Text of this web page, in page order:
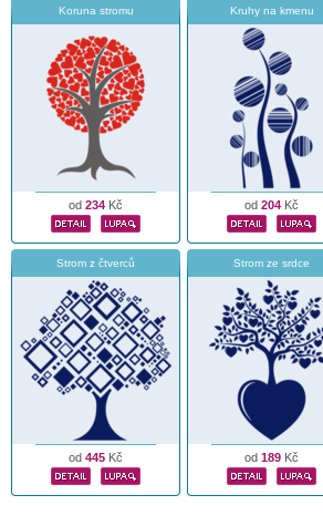
Koruna stromu
od 234 Kč
Kruhy na kmenu
od 204 Kč
Strom z čtverců
od 445 Kč
Strom ze srdce
od 189 Kč